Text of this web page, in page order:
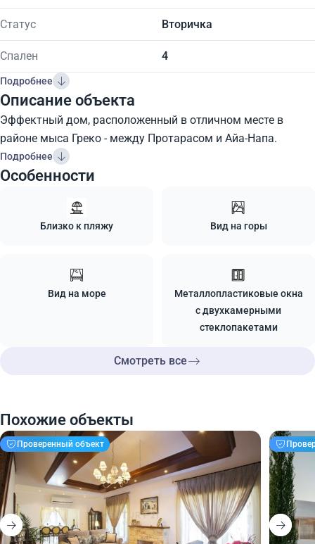
Статус Вторичка
Спален 4
Подробнее
Описание объекта
Эффектный дом, расположенный в отличном месте в
районе мыса Греко - между Протарасом и Айа-Напа.
Подробнее
Особенности
Близко к пляжу Вид на горы
Вид на море
Металлопластиковые окна
с двухкамерными
стеклопакетами
Смотреть все
Похожие объекты
Проверенный объект